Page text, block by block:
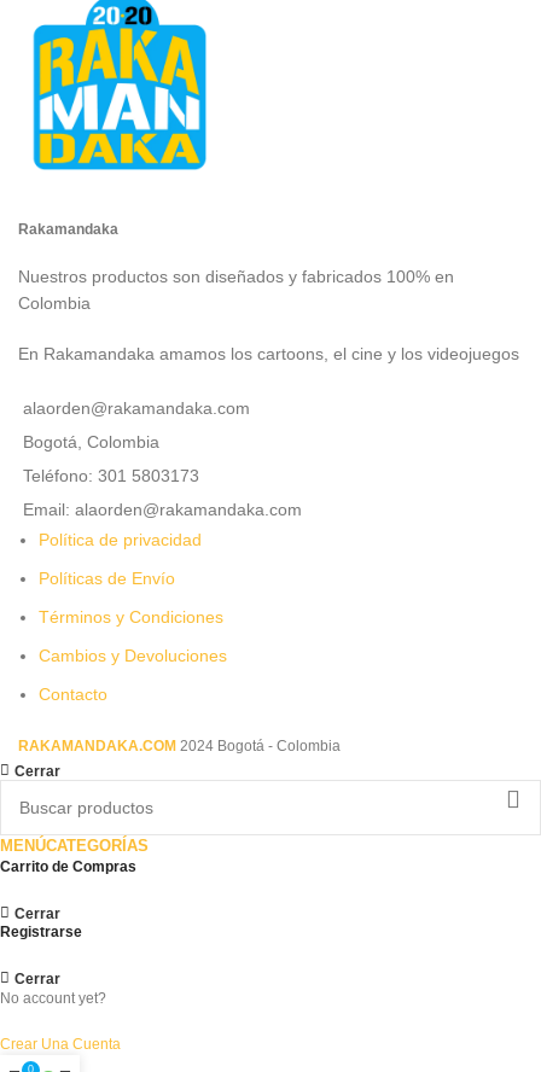
Rakamandaka
Nuestros productos son diseñados y fabricados 100% en
Colombia
En Rakamandaka amamos los cartoons, el cine y los videojuegos
alaorden@rakamandaka.com
Bogotá, Colombia
Teléfono: 301 5803173
Email: alaorden@rakamandaka.com
Política de privacidad
Políticas de Envío
Términos y Condiciones
Cambios y Devoluciones
Contacto
RAKAMANDAKA.COM 2024 Bogotá - Colombia
Cerrar
MENÚCATEGORÍAS
Carrito de Compras
Cerrar
Registrarse
Cerrar
No account yet?
Crear Una Cuenta
0